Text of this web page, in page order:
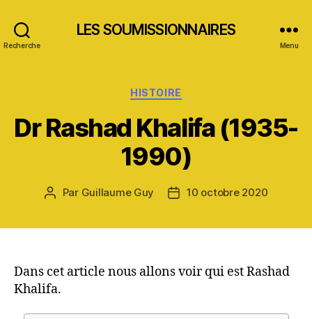
Recherche
LES SOUMISSIONNAIRES
Menu
Catégories
HISTOIRE
Dr Rashad Khalifa (1935-
1990)
Auteur
Par Guillaume Guy
Date10 octobre 2020
Dans cet article nous allons voir qui est Rashad
Khalifa.